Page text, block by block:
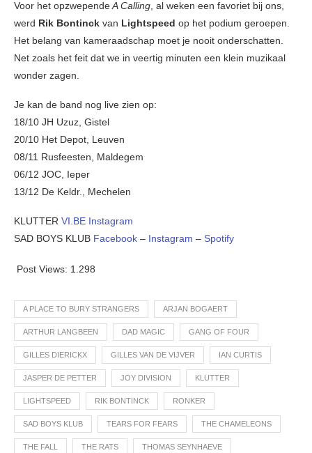
Voor het opzwependeA Calling , al weken een favoriet bij ons,
werd Rik Bontinck van Lightspeed op het podium geroepen.
Het belang van kameraadschap moet je nooit onderschatten.
Net zoals het feit dat we in veertig minuten een klein muzikaal
wonder zagen.
Je kan de band nog live zien op:
18/10 JH Uzuz, Gistel
20/10 Het Depot, Leuven
08/11 Rusfeesten, Maldegem
06/12 JOC, Ieper
13/12 De Keldr., Mechelen
KLUTTER VI.BE Instagram
SAD BOYS KLUB Facebook – Instagram – Spotify
Post Views: 1.298
A PLACE TO BURY STRANGERS ARJAN BOGAERT
ARTHUR LANGBEEN DAD MAGIC GANG OF FOUR
GILLES DIERICKX GILLES VAN DE VIJVER IAN CURTIS
JASPER DE PETTER JOY DIVISION KLUTTER
LIGHTSPEED RIK BONTINCK RONKER
SAD BOYS KLUB TEARS FOR FEARS THE CHAMELEONS
THE FALL THE RATS THOMAS SEYNHAEVE